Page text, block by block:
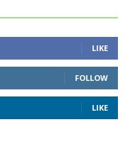
LIKE
FOLLOW
LIKE